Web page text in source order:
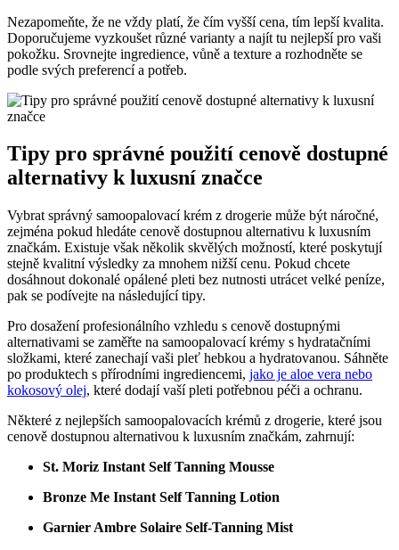
Nezapomeňte, že ne vždy platí, že čím vyšší cena, tím lepší kvalita.
Doporučujeme vyzkoušet různé varianty a najít tu nejlepší pro vaši
pokožku. Srovnejte ingredience, vůně a texture a rozhodněte se
podle svých preferencí a potřeb.
Tipy pro správné použití cenově dostupné
alternativy k luxusní značce
Vybrat správný samoopalovací krém z drogerie může být náročné,
zejména pokud hledáte cenově dostupnou alternativu k luxusním
značkám. Existuje však několik skvělých možností, které poskytují
stejně kvalitní výsledky za mnohem nižší cenu. Pokud chcete
dosáhnout dokonalé opálené pleti bez nutnosti utrácet velké peníze,
pak se podívejte na následující tipy.
Pro dosažení profesionálního vzhledu s cenově dostupnými
alternativami se zaměřte na samoopalovací krémy s hydratačními
složkami, které zanechají vaši pleť hebkou a hydratovanou. Sáhněte
po produktech s přírodními ingrediencemi, jako je aloe vera nebo
kokosový olej, které dodají vaší pleti potřebnou péči a ochranu.
Některé z nejlepších samoopalovacích krémů z drogerie, které jsou
cenově dostupnou alternativou k luxusním značkám, zahrnují:
St. Moriz Instant Self Tanning Mousse
Bronze Me Instant Self Tanning Lotion
Garnier Ambre Solaire Self-Tanning Mist